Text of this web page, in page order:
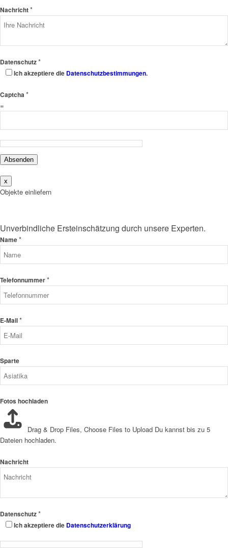
Nachricht*
Datenschutz*
Ich akzeptiere die Datenschutzbestimmungen.
Captcha *
=
Absenden
x
Objekte einliefern
Unverbindliche Ersteinschätzung durch unsere Experten.
Name*
Telefonnummer*
E-Mail*
Sparte
Fotos hochladen
Drag & Drop Files, Choose Files to Upload Du kannst bis zu 5
Dateien hochladen.
Nachricht
Datenschutz*
Ich akzeptiere die Datenschutzerklärung